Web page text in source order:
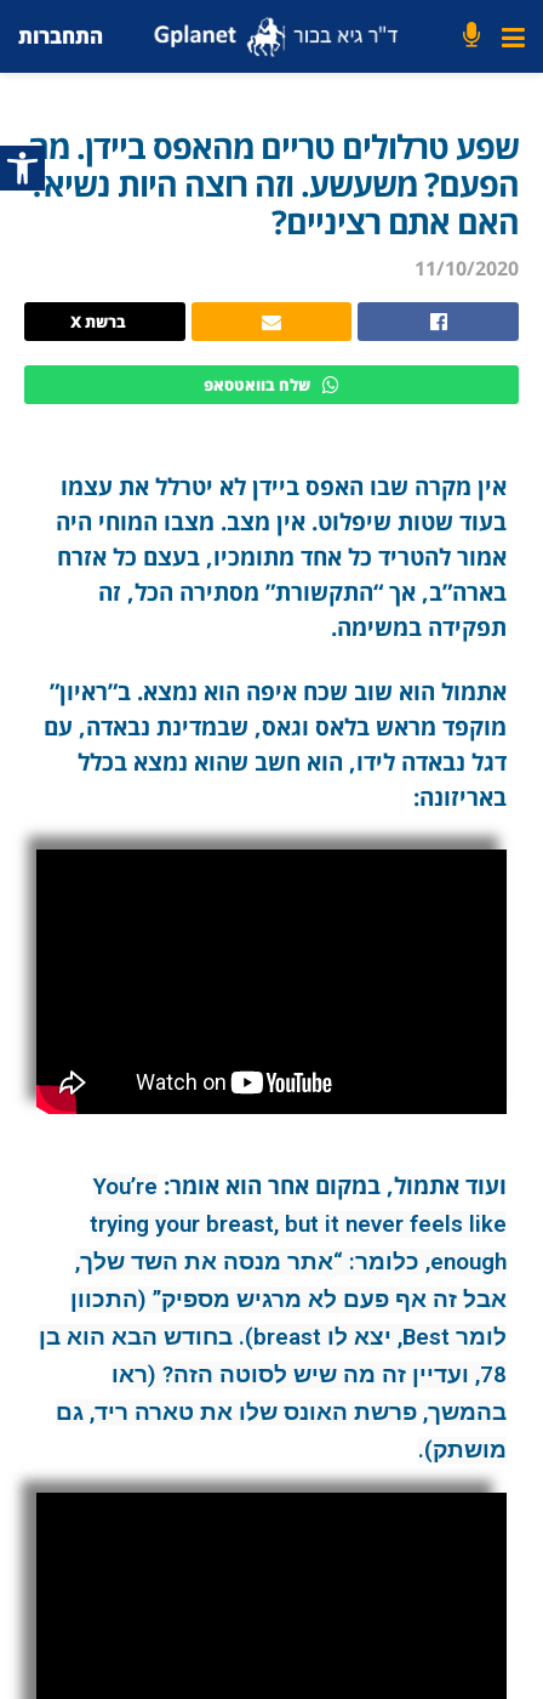
פתח
התחברות
שפע טרלולים טריים מהאפס ביידן. מה
הפעם? משעשע. וזה רוצה היות נשיא?
האם אתם רציניים?
11/10/2020
ברשת X
שלח בוואטסאפ
אין מקרה שבו האפס ביידן לא יטרלל את עצמו
בעוד שטות שיפלוט. אין מצב. מצבו המוחי היה
אמור להטריד כל אחד מתומכיו, בעצם כל אזרח
בארה”ב, אך “התקשורת” מסתירה הכל, זה
תפקידה במשימה.
אתמול הוא שוב שכח איפה הוא נמצא. ב”ראיון”
מוקפד מראש בלאס וגאס, שבמדינת נבאדה, עם
דגל נבאדה לידו, הוא חשב שהוא נמצא בכלל
באריזונה:
ועוד אתמול, במקום אחר הוא אומר: You’re
trying your breast, but it never feels like
enough, כלומר: “אתר מנסה את השד שלך,
אבל זה אף פעם לא מרגיש מספיק” (התכוון
לומר Best, יצא לו breast). בחודש הבא הוא בן
78, ועדיין זה מה שיש לסוטה הזה? (ראו
בהמשך, פרשת האונס שלו את טארה ריד, גם
מושתק).